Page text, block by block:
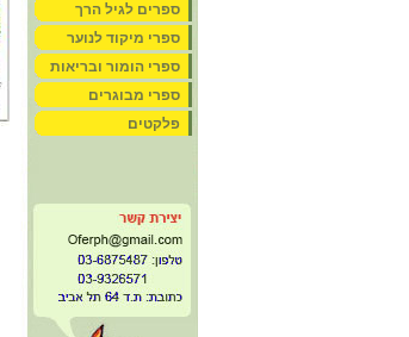
ספרים לגיל הרך
ספרי מיקוד לנוער
ספרי הומור ובריאות
ספרי מבוגרים
פלקטים